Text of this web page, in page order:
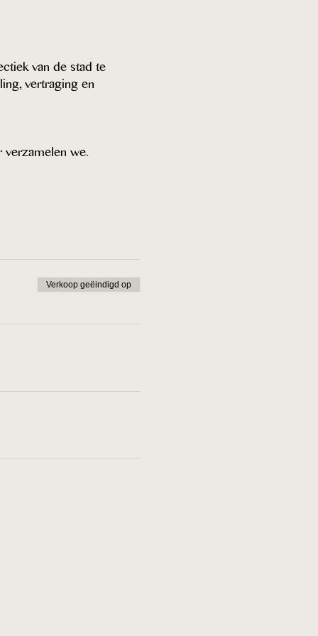
van de stad te
vertraging en
verzamelen we.
Verkoop geëindigd op